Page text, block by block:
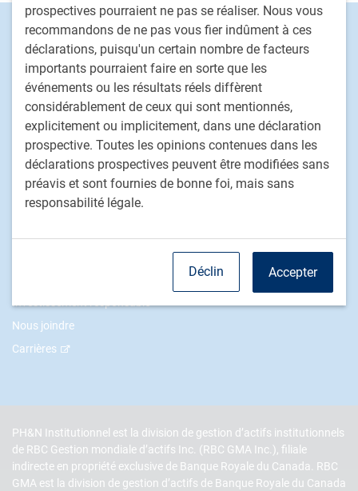
prospectives pourraient ne pas se réaliser. Nous vous
recommandons de ne pas vous fier indûment à ces
déclarations, puisqu'un certain nombre de facteurs
importants pourraient faire en sorte que les
événements ou les résultats réels diffèrent
considérablement de ceux qui sont mentionnés,
explicitement ou implicitement, dans une déclaration
prospective. Toutes les opinions contenues dans les
déclarations prospectives peuvent être modifiées sans
préavis et sont fournies de bonne foi, mais sans
responsabilité légale.
Accepter
Déclin
Footer
Capacités d'investissement
Actions
Titres à revenu fixe
Stratégies de placement fondé sur le passif
Marchés privés
Placements alternatifs
Solutions multi-actifs personnalisées
Procédure de traitement des plaintes de clients
Nous joindre
Carrières
PH&N Institutionnel est la division de gestion d’actifs institutionnels
de RBC Gestion mondiale d’actifs Inc. (RBC GMA Inc.), filiale
indirecte en propriété exclusive de Banque Royale du Canada. RBC
GMA est la division de gestion d’actifs de Banque Royale du Canada